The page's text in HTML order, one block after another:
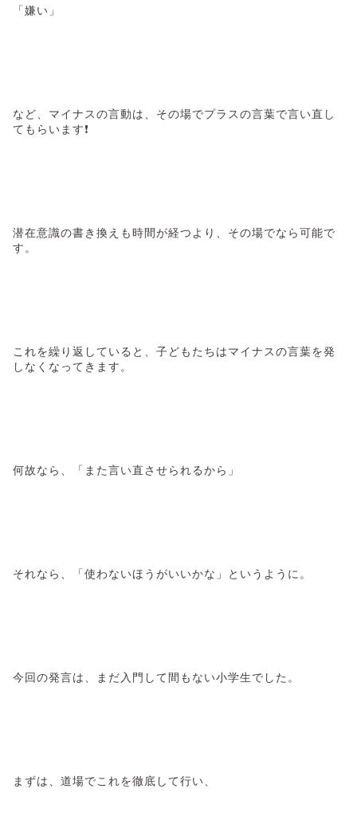
「嫌い」
など、マイナスの言動は、その場でプラスの言葉で言い直し
てもらいます❗
潜在意識の書き換えも時間が経つより、その場でなら可能で
す。
これを繰り返していると、子どもたちはマイナスの言葉を発
しなくなってきます。
何故なら、「また言い直させられるから」
それなら、「使わないほうがいいかな」というように。
今回の発言は、まだ入門して間もない小学生でした。
まずは、道場でこれを徹底して行い、